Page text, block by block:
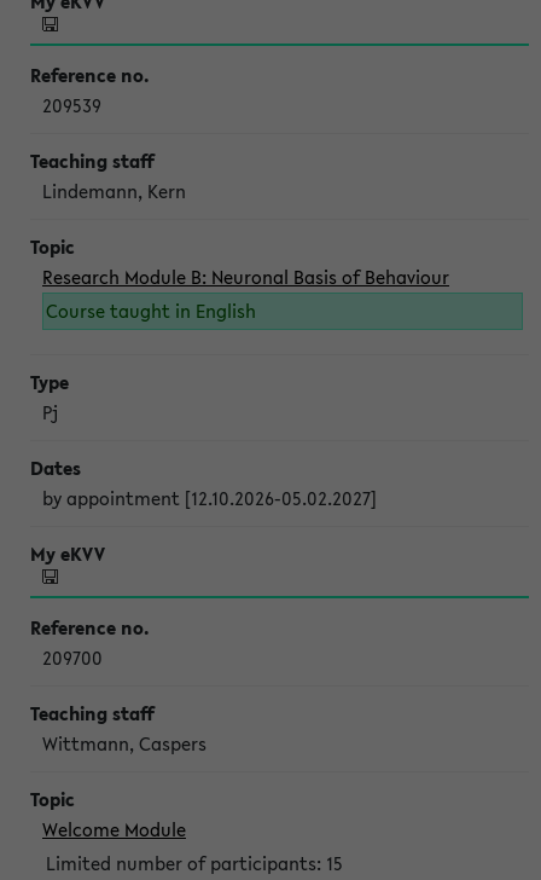
209539
Lindemann, Kern
Research Module B: Neuronal Basis of Behaviour
Course taught in English
Pj
by appointment [12.10.2026-05.02.2027]
209700
Wittmann, Caspers
Welcome Module
Limited number of participants: 15